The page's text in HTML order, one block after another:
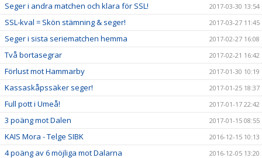
Seger i andra matchen och klara för SSL! 2017-03-30 13:54
SSL-kval = Skön stämning & seger! 2017-03-27 11:45
Seger i sista seriematchen hemma 2017-02-27 16:08
Två bortasegrar 2017-02-21 16:42
Förlust mot Hammarby 2017-01-30 10:19
Kassaskåpssäker seger! 2017-01-25 18:37
Full pott i Umeå! 2017-01-17 22:42
3 poäng mot Dalen 2017-01-15 08:55
KAIS Mora - Telge SIBK 2016-12-15 10:13
4 poäng av 6 möjliga mot Dalarna 2016-12-05 13:20